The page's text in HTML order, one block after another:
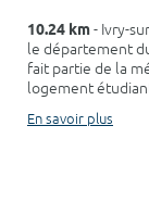
10.24 km- Ivry-
le département
fait partie de la
logement
En savoir plus